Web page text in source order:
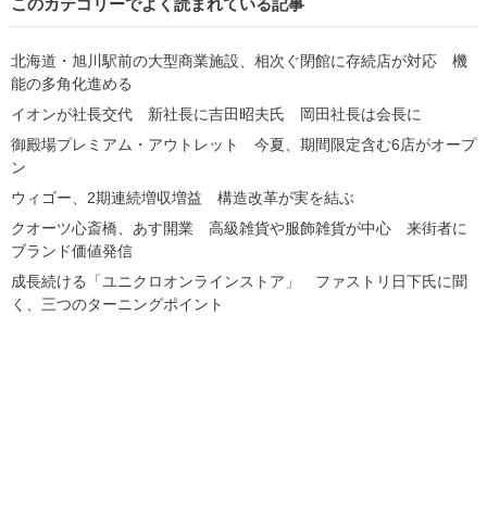
このカテゴリーでよく読まれている記事
北海道・旭川駅前の大型商業施設、相次ぐ閉館に存続店が対応 機
能の多角化進める
イオンが社長交代 新社長に吉田昭夫氏 岡田社長は会長に
御殿場プレミアム・アウトレット 今夏、期間限定含む6店がオープ
ン
ウィゴー、2期連続増収増益 構造改革が実を結ぶ
クオーツ心斎橋、あす開業 高級雑貨や服飾雑貨が中心 来街者に
ブランド価値発信
成長続ける「ユニクロオンラインストア」 ファストリ日下氏に聞
く、三つのターニングポイント